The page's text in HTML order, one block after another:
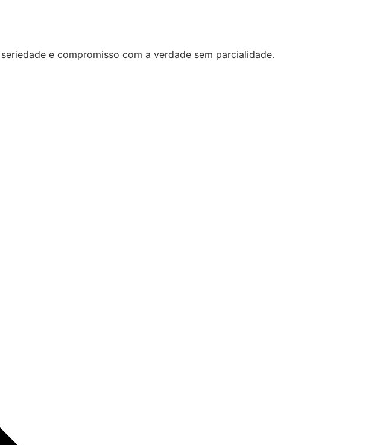
e compromisso com a verdade sem parcialidade.